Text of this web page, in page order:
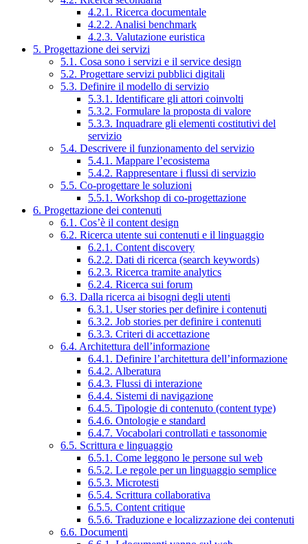
4.2.1. Ricerca documentale
4.2.2. Analisi benchmark
4.2.3. Valutazione euristica
5. Progettazione dei servizi
5.1. Cosa sono i servizi e il service design
5.2. Progettare servizi pubblici digitali
5.3. Definire il modello di servizio
5.3.1. Identificare gli attori coinvolti
5.3.2. Formulare la proposta di valore
5.3.3. Inquadrare gli elementi costitutivi del
servizio
5.4. Descrivere il funzionamento del servizio
5.4.1. Mappare l’ecosistema
5.4.2. Rappresentare i flussi di servizio
5.5. Co-progettare le soluzioni
5.5.1. Workshop di co-progettazione
6. Progettazione dei contenuti
6.1. Cos’è il content design
6.2. Ricerca utente sui contenuti e il linguaggio
6.2.1. Content discovery
6.2.2. Dati di ricerca (search keywords)
6.2.3. Ricerca tramite analytics
6.2.4. Ricerca sui forum
6.3. Dalla ricerca ai bisogni degli utenti
6.3.1. User stories per definire i contenuti
6.3.2. Job stories per definire i contenuti
6.3.3. Criteri di accettazione
6.4. Architettura dell’informazione
6.4.1. Definire l’architettura dell’informazione
6.4.2. Alberatura
6.4.3. Flussi di interazione
6.4.4. Sistemi di navigazione
6.4.5. Tipologie di contenuto (content type)
6.4.6. Ontologie e standard
6.4.7. Vocabolari controllati e tassonomie
6.5. Scrittura e linguaggio
6.5.1. Come leggono le persone sul web
6.5.2. Le regole per un linguaggio semplice
6.5.3. Microtesti
6.5.4. Scrittura collaborativa
6.5.5. Content critique
6.5.6. Traduzione e localizzazione dei contenuti
6.6. Documenti